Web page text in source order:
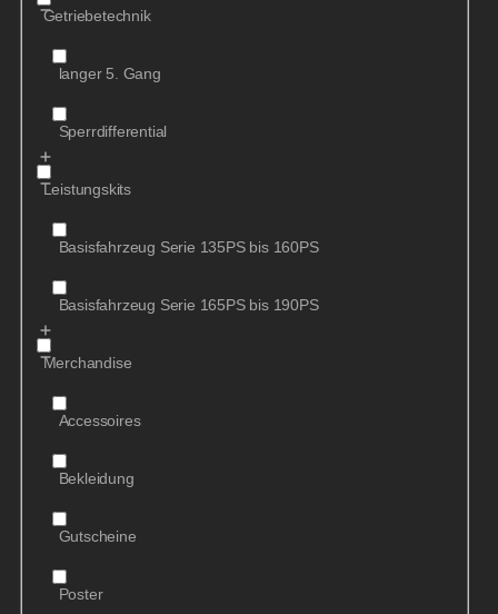
Getriebetechnik
langer 5. Gang
Sperrdifferential
Leistungskits
Basisfahrzeug Serie 135PS bis 160PS
Basisfahrzeug Serie 165PS bis 190PS
Merchandise
Accessoires
Bekleidung
Gutscheine
Poster